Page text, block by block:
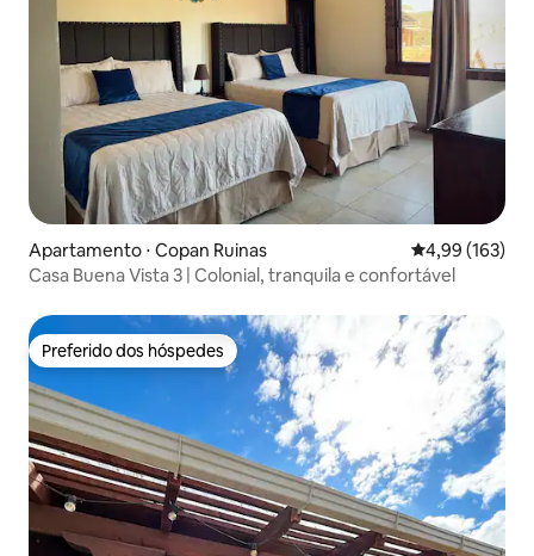
Apartamento ⋅ Copan Ruinas 4,99 de uma
4,99 (163)
Casa Buena Vista 3 | Colonial, tranquila e confortável
Preferido dos hóspedes
Preferido dos hóspedes